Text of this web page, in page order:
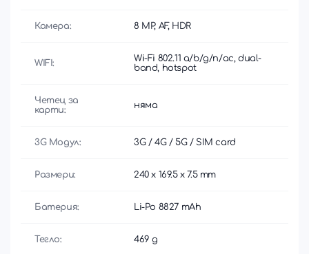
Камера: 8 MP, AF, HDR
WIFI:
Wi-Fi 802.11 a/b/g/n/ac, dual-
band, hotspot
Четец за
карти:
няма
3G Модул: 3G / 4G / 5G / SIM card
Размери: 240 x 169.5 x 7.5 mm
Батерия: Li-Po 8827 mAh
Тегло: 469 g